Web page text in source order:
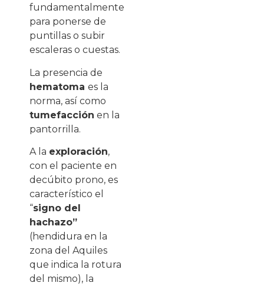
fundamentalmente
para ponerse de
puntillas o subir
escaleras o cuestas.
La presencia de
hematoma es la
norma, así como
tumefacción en la
pantorrilla.
A la exploración,
con el paciente en
decúbito prono, es
característico el
“signo del
hachazo”
(hendidura en la
zona del Aquiles
que indica la rotura
del mismo), la